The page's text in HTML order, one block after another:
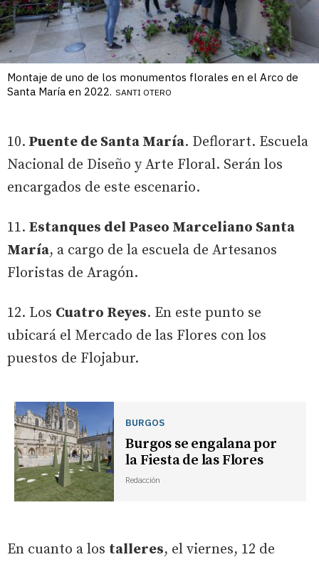
Montaje de uno de los monumentos florales en el Arco de
Santa María en 2022. SANTI OTERO
10. Puente de Santa María. Deflorart. Escuela
Nacional de Diseño y Arte Floral. Serán los
encargados de este escenario.
11. Estanques del Paseo Marceliano Santa
María, a cargo de la escuela de Artesanos
Floristas de Aragón.
12. Los Cuatro Reyes. En este punto se
ubicará el Mercado de las Flores con los
puestos de Flojabur.
BURGOS
Burgos se engalana por
la Fiesta de las Flores
Redacción
En cuanto a los talleres, el viernes, 12 de